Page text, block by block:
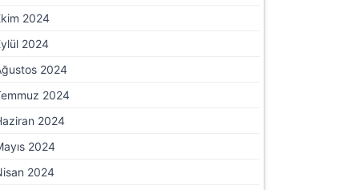
2024
2024
2024
2024
2024
2024
2024